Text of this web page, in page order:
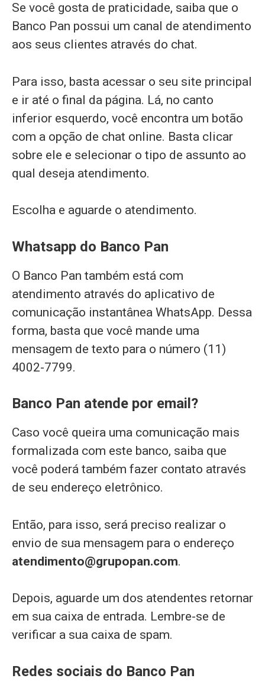
Se você gosta de praticidade, saiba que o
Banco Pan possui um canal de atendimento
aos seus clientes através do chat.
Para isso, basta acessar o seu site principal
e ir até o final da página. Lá, no canto
inferior esquerdo, você encontra um botão
com a opção de chat online. Basta clicar
sobre ele e selecionar o tipo de assunto ao
qual deseja atendimento.
Escolha e aguarde o atendimento.
Whatsapp do Banco Pan
O Banco Pan também está com
atendimento através do aplicativo de
comunicação instantânea WhatsApp. Dessa
forma, basta que você mande uma
mensagem de texto para o número (11)
4002-7799.
Banco Pan atende por email?
Caso você queira uma comunicação mais
formalizada com este banco, saiba que
você poderá também fazer contato através
de seu endereço eletrônico.
Então, para isso, será preciso realizar o
envio de sua mensagem para o endereço
atendimento@grupopan.com.
Depois, aguarde um dos atendentes retornar
em sua caixa de entrada. Lembre-se de
verificar a sua caixa de spam.
Redes sociais do Banco Pan